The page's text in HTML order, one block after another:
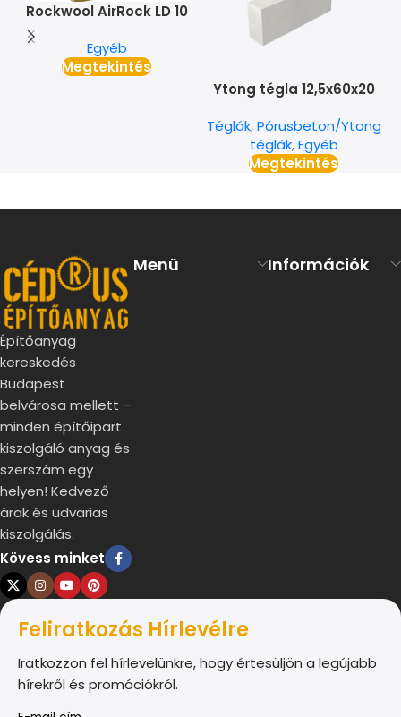
Rockwool AirRock LD 10
Egyéb
Megtekintés
Ytong tégla 12,5x60x20
Téglák,Pórusbeton/Ytong
téglák,Egyéb
Megtekintés
Építőanyag
kereskedés
Budapest
belvárosa mellett –
minden építőipart
kiszolgáló anyag és
szerszám egy
helyen! Kedvező
árak és udvarias
kiszolgálás.
Kövess minket
Menü Információk
Feliratkozás Hírlevélre
Iratkozzon fel hírlevelünkre, hogy értesüljön a legújabb
hírekről és promóciókról.